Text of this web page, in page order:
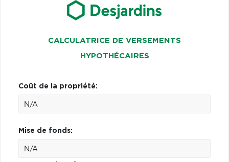
CALCULATRICE DE VERSEMENTS
HYPOTHÉCAIRES
Coût de la propriété:
Mise de fonds: